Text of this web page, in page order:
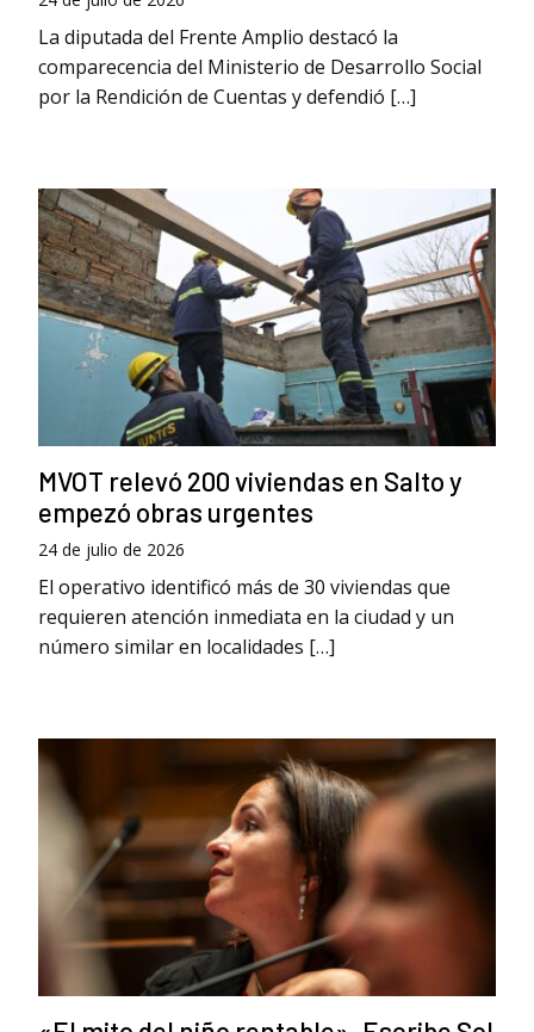
La diputada del Frente Amplio destacó la
comparecencia del Ministerio de Desarrollo Social
por la Rendición de Cuentas y defendió […]
MVOT relevó 200 viviendas en Salto y
empezó obras urgentes
24 de julio de 2026
El operativo identificó más de 30 viviendas que
requieren atención inmediata en la ciudad y un
número similar en localidades […]